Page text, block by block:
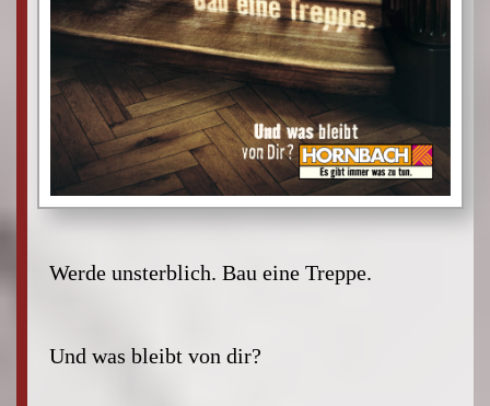
Werde unsterblich. Bau eine Treppe.
Und was bleibt von dir?